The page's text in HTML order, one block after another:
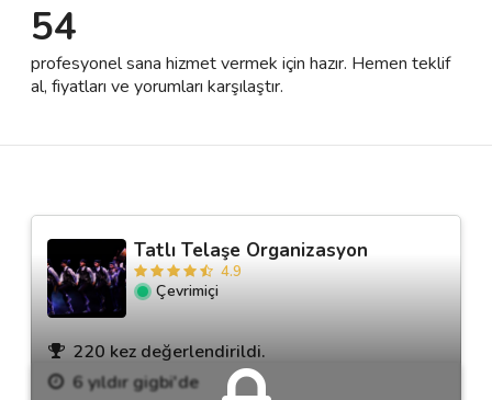
Destek
İletişim
54
profesyonel sana hizmet vermek için hazır. Hemen teklif
al, fiyatları ve yorumları karşılaştır.
Tatlı Telaşe Organizasyon
4.9
Çevrimiçi
220 kez değerlendirildi.
6 yıldır gigbi'de